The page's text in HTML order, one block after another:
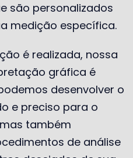
são personalizados
medição específica.
é realizada, nossa
gráfica é
desenvolver o
e preciso para o
também
de análise